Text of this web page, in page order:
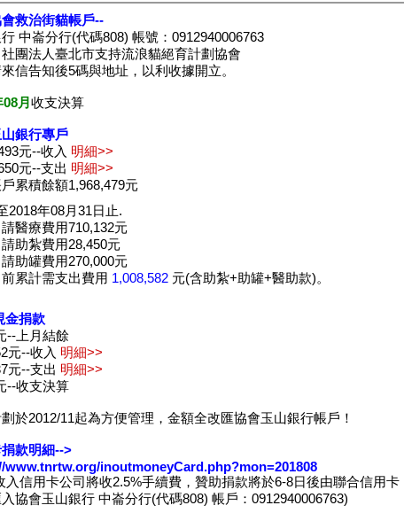
救治街貓帳戶--
中崙分行(代碼808) 帳號：0912940006763
社團法人臺北市支持流浪貓絕育計劃協會
信告知後5碼與地址，以利收據開立。
月 收支決算
銀行專戶
元--收入 明細>>
元--支出 明細>>
累積餘額1,968,479元
2018年08月31日止.
醫療費用710,132元
助紮費用28,450元
助罐費用270,000元
累計需支出費用 1,008,582元(含助紮+助罐+醫助款)。
金捐款
--上月結餘
元--收入 明細>>
元--支出 明細>>
--收支決算
於2012/11起為方便管理，金額全改匯協會玉山銀行帳戶！
款明細-->
www.tnrtw.org/inoutmoneyCard.php?mon=201808
入信用卡公司將收2.5%手續費，贊助捐款將於6-8日後由聯合信用卡
協會玉山銀行 中崙分行(代碼808) 帳戶：0912940006763)